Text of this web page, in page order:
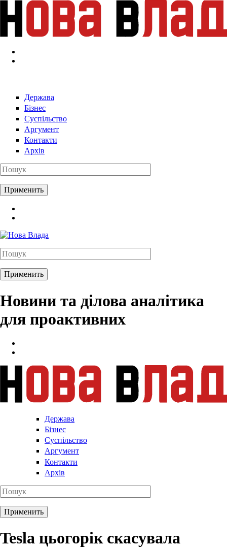
Перейти к основному содержанию
Держава
Бізнес
Суспільство
Аргумент
Контакти
Архів
Новини та ділова аналітика
для проактивних
Держава
Бізнес
Суспільство
Аргумент
Контакти
Архів
Tesla цьогорік скасувала